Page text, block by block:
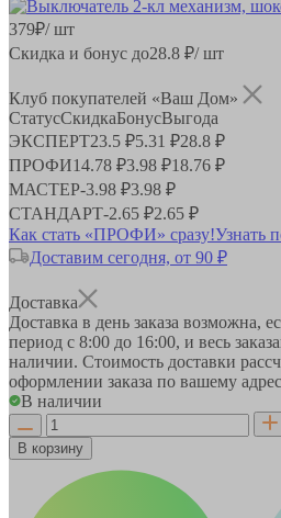
379₽/ шт
Скидка и бонус до28.8 ₽/ шт
Клуб покупателей «Ваш Дом»
СтатусСкидкаБонусВыгода
ЭКСПЕРТ23.5 ₽5.31 ₽28.8 ₽
ПРОФИ14.78 ₽3.98 ₽18.76 ₽
МАСТЕР-3.98 ₽3.98 ₽
СТАНДАРТ-2.65 ₽2.65 ₽
Как стать «ПРОФИ» сразу!Узнать
Доставим сегодня, от 90 ₽
Доставка
Доставка в день заказа возможна,
период с 8:00 до 16:00, и весь
наличии. Стоимость доставки
оформлении заказа по вашему
В наличии
В корзину